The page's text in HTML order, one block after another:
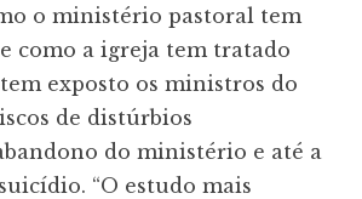
o ministério pastoral tem
como a igreja tem tratado
exposto os ministros do
de distúrbios
do ministério e até a
“O estudo mais